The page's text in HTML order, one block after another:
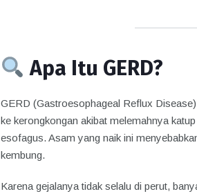
Apa Itu GERD?
GERD (Gastroesophageal Reflux
ke kerongkongan akibat melemahnya
esofagus. Asam yang naik ini
kembung.
Karena gejalanya tidak selalu di perut,